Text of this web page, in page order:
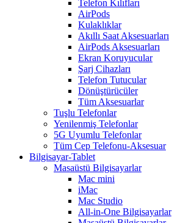
Telefon Kılıfları
AirPods
Kulaklıklar
Akıllı Saat Aksesuarları
AirPods Aksesuarları
Ekran Koruyucular
Şarj Cihazları
Telefon Tutucular
Dönüştürücüler
Tüm Aksesuarlar
Tuşlu Telefonlar
Yenilenmiş Telefonlar
5G Uyumlu Telefonlar
Tüm Cep Telefonu-Aksesuar
Bilgisayar-Tablet
Masaüstü Bilgisayarlar
Mac mini
iMac
Mac Studio
All-in-One Bilgisayarlar